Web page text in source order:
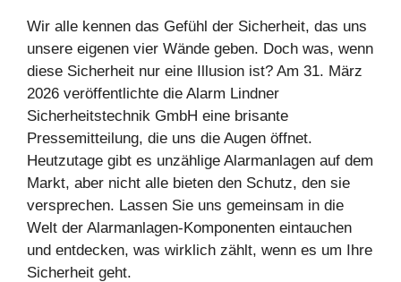
Wir alle kennen das Gefühl der Sicherheit, das uns
unsere eigenen vier Wände geben. Doch was, wenn
diese Sicherheit nur eine Illusion ist? Am 31. März
2026 veröffentlichte die Alarm Lindner
Sicherheitstechnik GmbH eine brisante
Pressemitteilung, die uns die Augen öffnet.
Heutzutage gibt es unzählige Alarmanlagen auf dem
Markt, aber nicht alle bieten den Schutz, den sie
versprechen. Lassen Sie uns gemeinsam in die
Welt der Alarmanlagen-Komponenten eintauchen
und entdecken, was wirklich zählt, wenn es um Ihre
Sicherheit geht.